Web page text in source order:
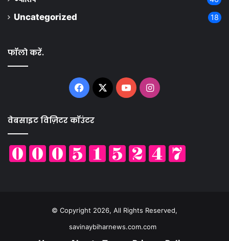
Uncategorized 18
फॉलो करें.
Facebook
X YouTubeInstagram
वेबसाइट विज़िटर कॉउंटर
© Copyright 2026, All Rights Reserved,
savinaybiharnews.com.com